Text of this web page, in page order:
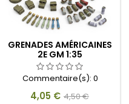
GRENADES AMÉRICAINES
2E GM 1:35
Commentaire(s): 0
Prix
4,05 € Prix
4,50 €